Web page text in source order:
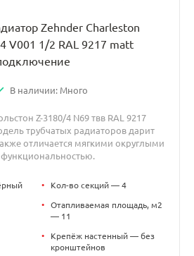
Zehnder Charleston
V001 1/2 RAL 9217 matt
В наличии: Много
Z-3180/4 N69 твв RAL 9217
трубчатых радиаторов дарит
отличается мягкими округлыми
• Кол-во секций — 4
•
Отапливаемая площадь, м2
— 11
•
Крепёж настенный — без
кронштейнов